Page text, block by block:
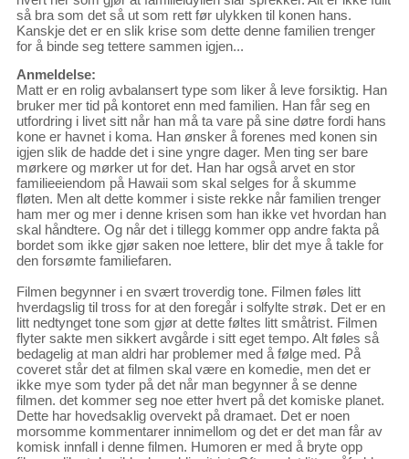
så bra som det så ut som rett før ulykken til konen hans.
Kanskje det er en slik krise som dette denne familien trenger
for å binde seg tettere sammen igjen...
Anmeldelse:
Matt er en rolig avbalansert type som liker å leve forsiktig. Han
bruker mer tid på kontoret enn med familien. Han får seg en
utfordring i livet sitt når han må ta vare på sine døtre fordi hans
kone er havnet i koma. Han ønsker å forenes med konen sin
igjen slik de hadde det i sine yngre dager. Men ting ser bare
mørkere og mørker ut for det. Han har også arvet en stor
familieeiendom på Hawaii som skal selges for å skumme
fløten. Men alt dette kommer i siste rekke når familien trenger
ham mer og mer i denne krisen som han ikke vet hvordan han
skal håndtere. Og når det i tillegg kommer opp andre fakta på
bordet som ikke gjør saken noe lettere, blir det mye å takle for
den forsømte familiefaren.
Filmen begynner i en svært troverdig tone. Filmen føles litt
hverdagslig til tross for at den foregår i solfylte strøk. Det er en
litt nedtynget tone som gjør at dette føltes litt småtrist. Filmen
flyter sakte men sikkert avgårde i sitt eget tempo. Alt føles så
bedagelig at man aldri har problemer med å følge med. På
coveret står det at filmen skal være en komedie, men det er
ikke mye som tyder på det når man begynner å se denne
filmen. det kommer seg noe etter hvert på det komiske planet.
Dette har hovedsaklig overvekt på dramaet. Det er noen
morsomme kommentarer innimellom og det er det man får av
komisk innfall i denne filmen. Humoren er med å bryte opp